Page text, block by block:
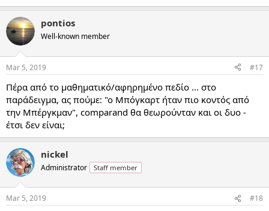
pontios
Well-known member
Mar 5, 2019 #17
Πέρα από το μαθηματικό/αφηρημένο πεδίο ... στο
παράδειγμα, ας πούμε: "ο Μπόγκαρτ ήταν πιο κοντός από
την Μπέργκμαν", comparand θα θεωρούνταν και οι δυο -
έτσι δεν είναι;
nickel
Administrator Staff member
Mar 5, 2019 #18